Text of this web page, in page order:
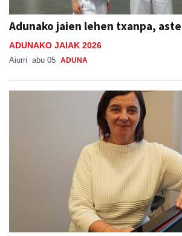
Adunako jaien lehen txanpa,
ADUNAKO JAIAK 2026
Aiurri abu 05 ADUNA